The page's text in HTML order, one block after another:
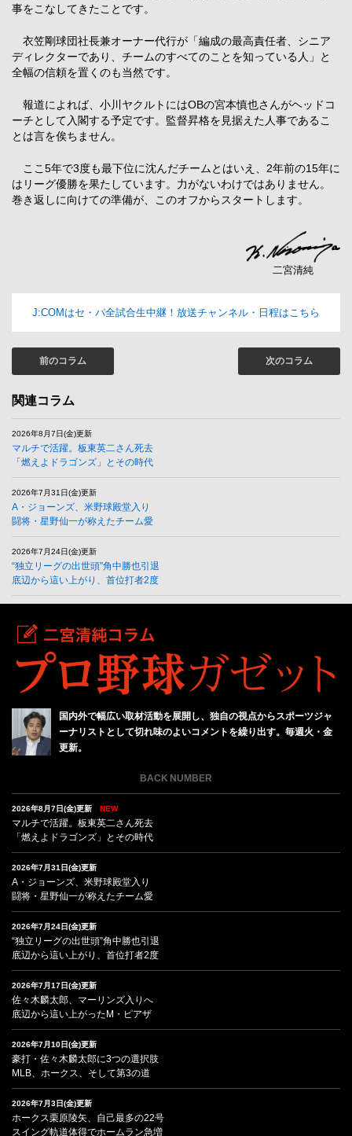
事をこなしてきたことです。
衣笠剛球団社長兼オーナー代行が「編成の最高責任者、シニア
ディレクターであり、チームのすべてのことを知っている人」と
全幅の信頼を置くのも当然です。
報道によれば、小川ヤクルトにはOBの宮本慎也さんがヘッドコ
ーチとして入閣する予定です。監督昇格を見据えた人事であるこ
とは言を俟ちません。
ここ5年で3度も最下位に沈んだチームとはいえ、2年前の15年に
はリーグ優勝を果たしています。力がないわけではありません。
巻き返しに向けての準備が、このオフからスタートします。
二宮清純
J:COMはセ・パ全試合生中継！放送チャンネル・日程はこちら
前のコラム 次のコラム
関連コラム
2026年8月7日(金)更新
マルチで活躍。板東英二さん死去
「燃えよドラゴンズ」とその時代
2026年7月31日(金)更新
A・ジョーンズ、米野球殿堂入り
闘将・星野仙一が称えたチーム愛
2026年7月24日(金)更新
“独立リーグの出世頭”角中勝也引退
底辺から這い上がり、首位打者2度
国内外で幅広い取材活動を展開し、独自の視点からスポーツジャ
ーナリストとして切れ味のよいコメントを繰り出す。毎週火・金
更新。
BACK NUMBER
2026年8月7日(金)更新 NEW
マルチで活躍。板東英二さん死去
「燃えよドラゴンズ」とその時代
2026年7月31日(金)更新
A・ジョーンズ、米野球殿堂入り
闘将・星野仙一が称えたチーム愛
2026年7月24日(金)更新
“独立リーグの出世頭”角中勝也引退
底辺から這い上がり、首位打者2度
2026年7月17日(金)更新
佐々木麟太郎、マーリンズ入りへ
底辺から這い上がったM・ピアザ
2026年7月10日(金)更新
豪打・佐々木麟太郎に3つの選択肢
MLB、ホークス、そして第3の道
2026年7月3日(金)更新
ホークス栗原陵矢、自己最多の22号
スイング軌道体得でホームラン急増